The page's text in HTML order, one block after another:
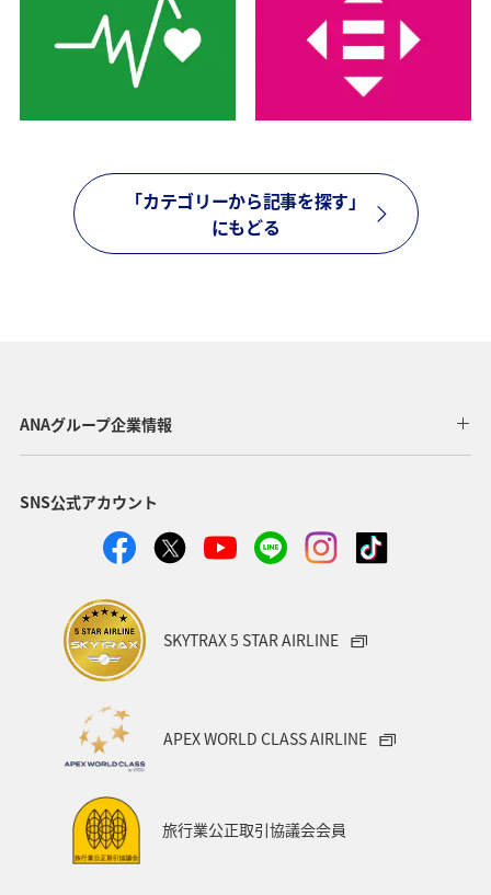
「カテゴリーから記事を探す」
にもどる
ANAグループ企業情報
SNS公式アカウント
SKYTRAX 5 STAR AIRLINE
APEX WORLD CLASS AIRLINE
旅行業公正取引協議会会員